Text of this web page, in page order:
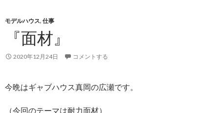
モデルハウス, 仕事
『面材』
2020年12月24日 コメントする
今晩はギャブハウス真岡の広瀬です。
（今回のテーマは耐力面材）